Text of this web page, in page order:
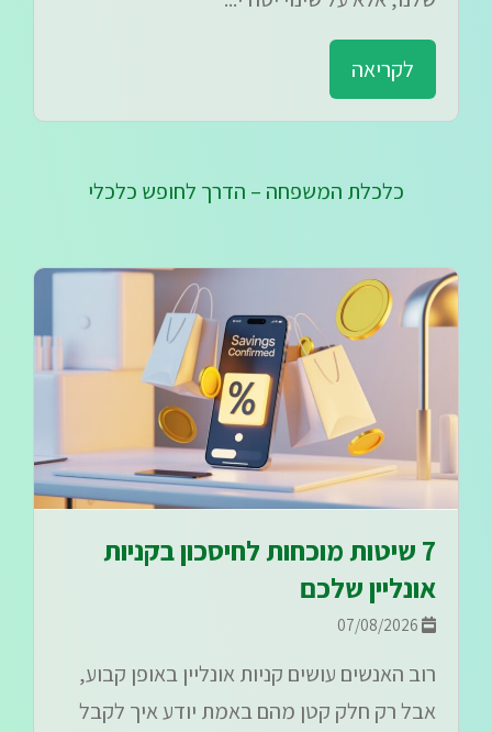
לקריאה
כלכלת המשפחה – הדרך לחופש כלכלי
7 שיטות מוכחות לחיסכון בקניות
אונליין שלכם
רוב האנשים עושים קניות אונליין באופן קבוע,
אבל רק חלק קטן מהם באמת יודע איך לקבל